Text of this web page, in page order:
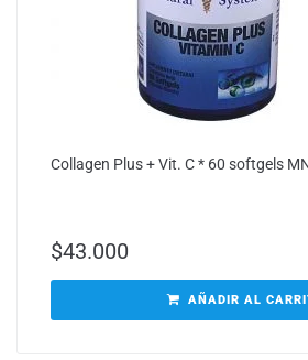
Collagen Plus + Vit. C * 60 softgels
$43.000
AÑADIR AL